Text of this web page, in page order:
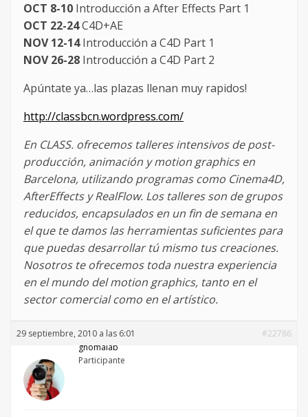
OCT 8-10 Introducción a After Effects Part 1
OCT 22-24C4D+AE
NOV 12-14Introducción a C4D Part 1
NOV 26-28 Introducción a C4D Part 2
Apúntate ya…las plazas llenan muy rapidos!
http://classbcn.wordpress.com/
En CLASS. ofrecemos talleres intensivos de post-
producción, animación y motion graphics en
Barcelona, utilizando programas como Cinema4D,
AfterEffects y RealFlow. Los talleres son de grupos
reducidos, encapsulados en un fin de semana en
el que te damos las herramientas suficientes para
que puedas desarrollar tú mismo tus creaciones.
Nosotros te ofrecemos toda nuestra experiencia
en el mundo del motion graphics, tanto en el
sector comercial como en el artístico.
29 septiembre, 2010 a las 6:01
#22786
gnomalab
Participante